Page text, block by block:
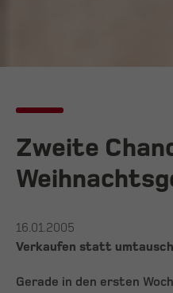
Zweite
16.01.2005
Verkaufen statt
Gerade in den ersten